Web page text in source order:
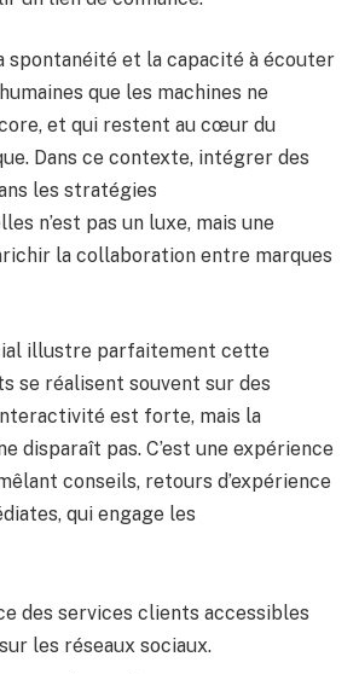
spontanéité et la capacité à écouter
que les machines ne
et qui restent au cœur du
Dans ce contexte, intégrer des
les stratégies
n’est pas un luxe, mais une
la collaboration entre marques
illustre parfaitement cette
se réalisent souvent sur des
est forte, mais la
disparaît pas. C’est une expérience
conseils, retours d’expérience
qui engage les
des services clients accessibles
les réseaux sociaux.